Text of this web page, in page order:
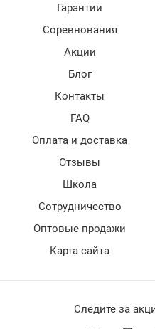
Гарантии
Соревнования
Акции
Блог
Контакты
FAQ
Оплата и доставка
Отзывы
Школа
Сотрудничество
Оптовые продажи
Карта сайта
Следите за